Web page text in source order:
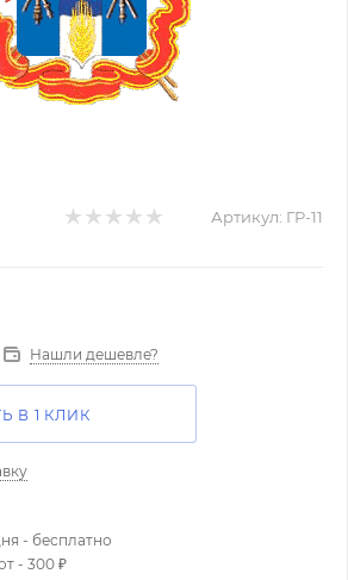
Артикул: ГР-11
Нашли дешевле?
В 1 КЛИК
- бесплатно
- 300 ₽